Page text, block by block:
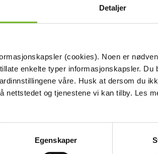
Detaljer
(cookies). Noen er
enkelte typer informasjonskapsler.
våre. Husk at dersom du
nettstedet og tjenestene vi kan tilby. Les
Egenskaper